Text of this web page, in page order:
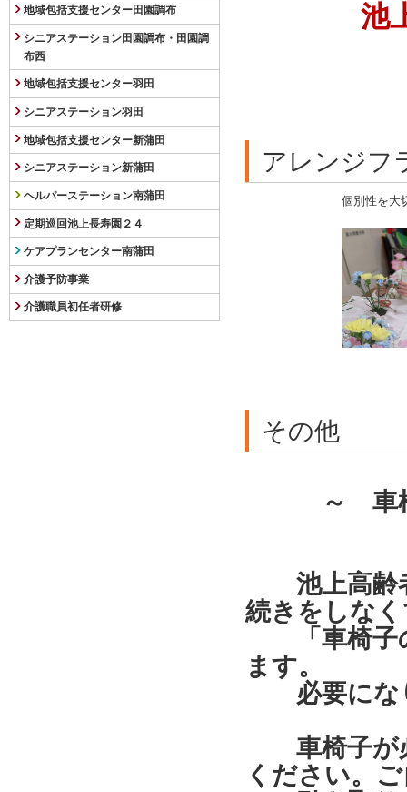
池
アレンジフ
個別性を大
その他
～ 車椅子
池上高齢者
続きをしな
「車椅子の
ます。
必要になり
車椅子が必
ください。
地域包括支援センター田園調布
シニアステーション田園調布・田園調
布西
地域包括支援センター羽田
シニアステーション羽田
地域包括支援センター新蒲田
シニアステーション新蒲田
ヘルパーステーション南蒲田
定期巡回池上長寿園２４
ケアプランセンター南蒲田
介護予防事業
介護職員初任者研修